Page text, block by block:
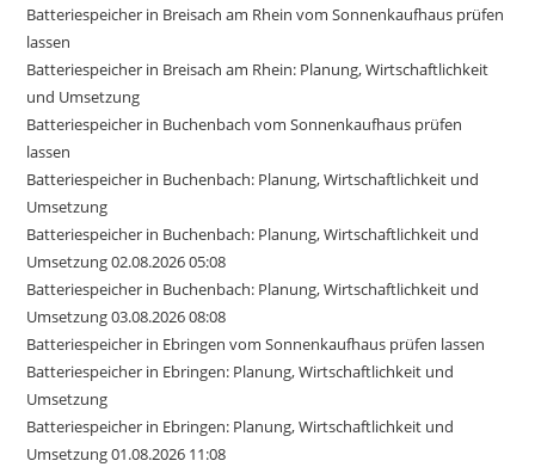
Batteriespeicher in Breisach am Rhein vom Sonnenkaufhaus prüfen
lassen
Batteriespeicher in Breisach am Rhein: Planung, Wirtschaftlichkeit
und Umsetzung
Batteriespeicher in Buchenbach vom Sonnenkaufhaus prüfen
lassen
Batteriespeicher in Buchenbach: Planung, Wirtschaftlichkeit und
Umsetzung
Batteriespeicher in Buchenbach: Planung, Wirtschaftlichkeit und
Umsetzung 02.08.2026 05:08
Batteriespeicher in Buchenbach: Planung, Wirtschaftlichkeit und
Umsetzung 03.08.2026 08:08
Batteriespeicher in Ebringen vom Sonnenkaufhaus prüfen lassen
Batteriespeicher in Ebringen: Planung, Wirtschaftlichkeit und
Umsetzung
Batteriespeicher in Ebringen: Planung, Wirtschaftlichkeit und
Umsetzung 01.08.2026 11:08